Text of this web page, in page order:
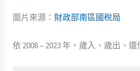
圖片來源： 財政部南區國稅局
依 2008 – 2023 年，歲入、歲出、